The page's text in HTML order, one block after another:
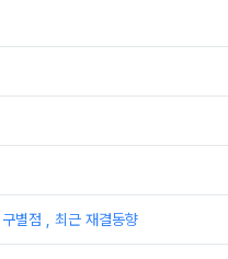
별점 , 최근 재결동향